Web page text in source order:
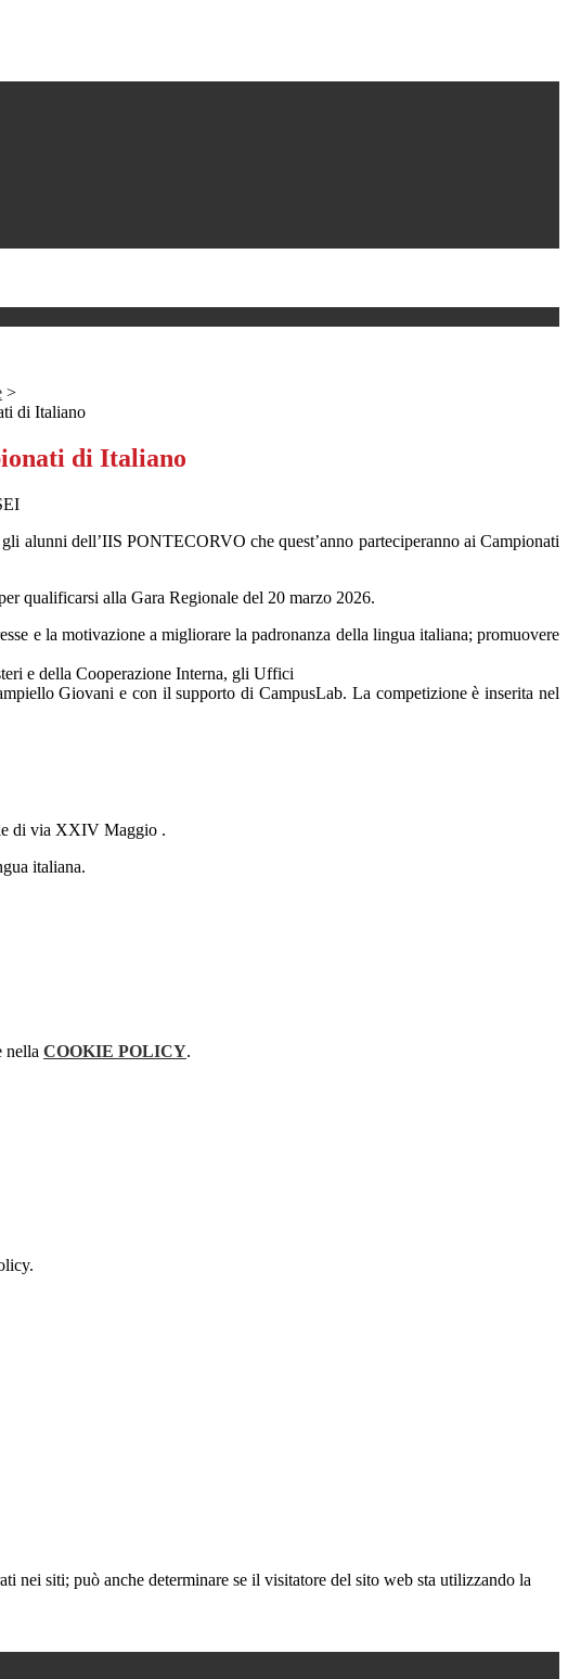
>
di Italiano
di Italiano
alunni dell’IIS PONTECORVO che quest’anno parteciperanno ai Campionati
qualificarsi alla Gara Regionale del 20 marzo 2026.
e la motivazione a migliorare la padronanza della lingua italiana; promuovere
e della Cooperazione Interna, gli Uffici
Giovani e con il supporto di CampusLab. La competizione è inserita nel
di via XXIV Maggio .
italiana.
nella COOKIE POLICY.
nei siti; può anche determinare se il visitatore del sito web sta utilizzando la